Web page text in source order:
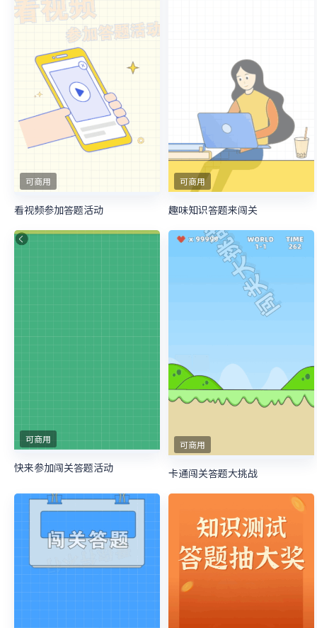
可商用
看视频参加答题活动
可商用
趣味知识答题来闯关
可商用
快来参加闯关答题活动
可商用
卡通闯关答题大挑战